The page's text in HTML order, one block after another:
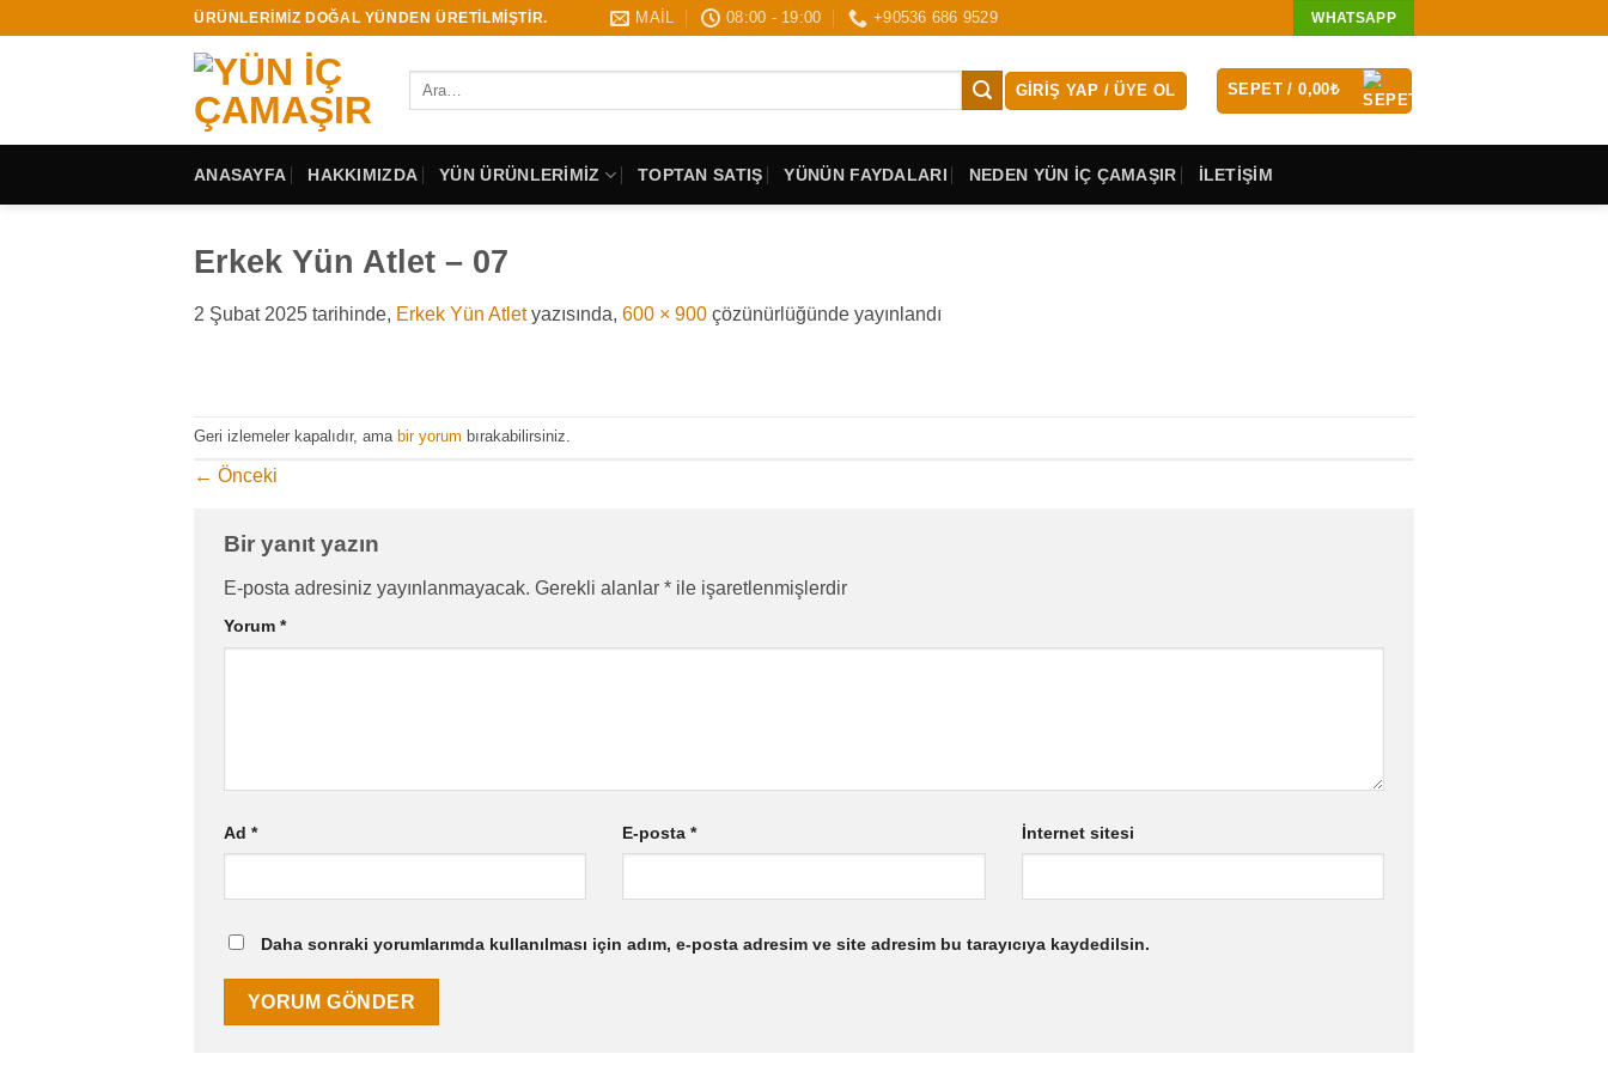
ÜRÜNLERİMİZ DOĞAL YÜNDEN ÜRETİLMİŞTİR. MAİL 08:00 - 19:00 +90536 686 9529 WHATSAPP
Ara:
GIRIŞ YAP / ÜYE OL SEPET /0,00₺
ANASAYFA HAKKIMIZDA YÜN ÜRÜNLERİMİZ TOPTAN SATIŞ YÜNÜN FAYDALARI NEDEN YÜN İÇ ÇAMAŞIR İLETİŞİM
Erkek Yün Atlet – 07
2 Şubat 2025 tarihinde, Erkek Yün Atletyazısında, 600 × 900 çözünürlüğünde yayınlandı
Geri izlemeler kapalıdır, ama bir yorum bırakabilirsiniz.
← Önceki
Bir yanıt yazın
E-posta adresiniz yayınlanmayacak. Gerekli alanlar * ile işaretlenmişlerdir
Yorum *
Ad * E-posta* İnternet sitesi
Daha sonraki yorumlarımda kullanılması için adım, e-posta adresim ve site adresim bu tarayıcıya kaydedilsin.